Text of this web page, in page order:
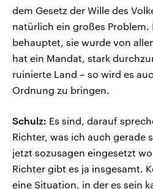
dem Gesetz der Wille des
natürlich ein großes Problem.
behauptet, sie wurde von
hat ein Mandat, stark
ruinierte Land – so wird es
Ordnung zu bringen.
Schulz: Es sind, darauf
Richter, was ich auch gerade
jetzt sozusagen eingesetzt
Richter gibt es ja insgesamt.
eine Situation, in der es sein